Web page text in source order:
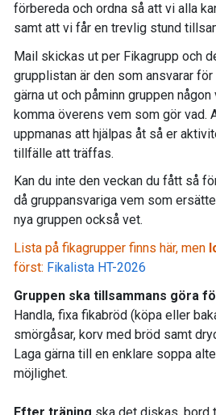
förbereda och ordna så att vi alla
samt att vi får en trevlig stund
Mail skickas ut per Fikagrupp och
grupplistan är den som ansvarar
gärna ut och påminn gruppen
komma överens vem som gör vad.
uppmanas att hjälpas åt så er
tillfälle att träffas.
Kan du inte den veckan du fått så
då gruppansvariga vem som
nya gruppen också vet.
Lista på fikagrupper finns här, men
först: Fikalista HT-2026
Gruppen ska tillsammans göra
Handla, fixa fikabröd (köpa eller
smörgåsar, korv med bröd samt
Laga gärna till en enklare soppa
möjlighet.
Efter träning ska det diskas, bord